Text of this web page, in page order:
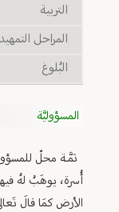
التربية
المراحل
البُلوغ
المسؤوليَّة
ثمَّـة محلّ
أُسرة، يوهَبُ لهُ
الأرض كمَا قالَ